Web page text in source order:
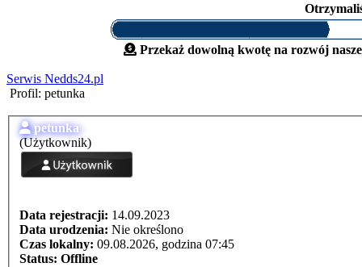
Przekaż dowolną kwotę na rozwój
Serwis Nedds24.pl
Profil: petunka
petunka
(Użytkownik)
Data rejestracji: 14.09.2023
Data urodzenia: Nie określono
Czas lokalny: 09.08.2026, godzina 07:45
Status: Offline